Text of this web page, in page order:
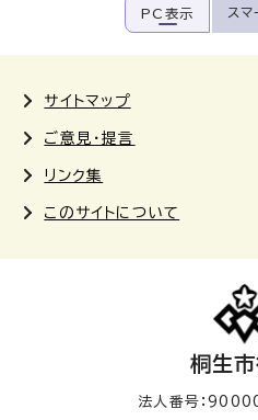
PC表示 スマ
サイトマップ
ご意見・提言
リンク集
このサイトについて
桐生
法人番号：